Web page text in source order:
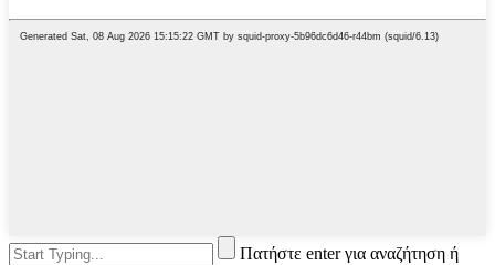
Πατήστε enter για αναζήτηση ή